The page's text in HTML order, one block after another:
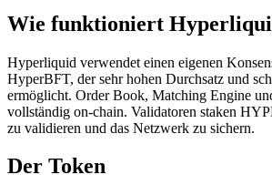
Wie funktioniert
Hyperliquid verwendet einen eigenen
HyperBFT, der sehr hohen Durchsatz und
ermöglicht. Order Book, Matching Engine
vollständig on-chain. Validatoren staken
zu validieren und das Netzwerk zu sichern.
Der Token